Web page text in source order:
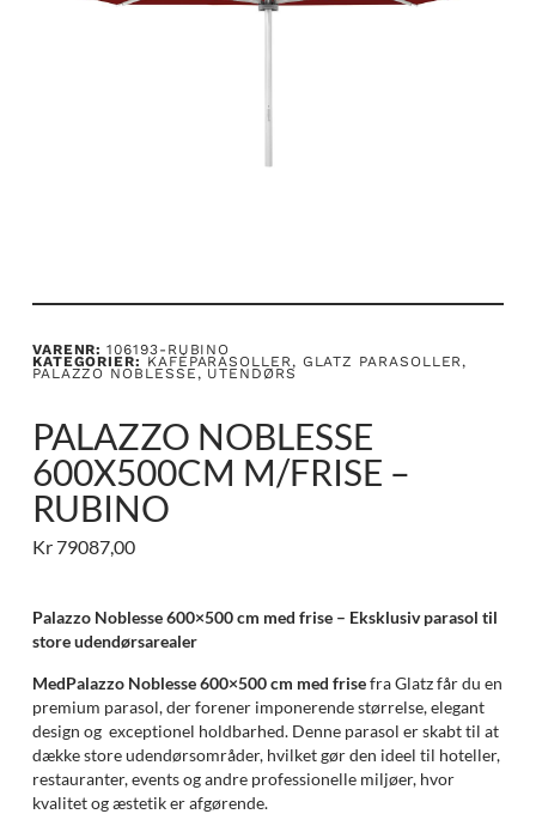
VARENR:106193-RUBINO
KATEGORIER: KAFÉPARASOLLER, GLATZ PARASOLLER,
PALAZZO NOBLESSE, UTENDØRS
PALAZZO NOBLESSE
600X500CM M/FRISE –
RUBINO
Kr79087,00
Palazzo Noblesse 600×500 cm med frise – Eksklusiv parasol til
store udendørsarealer
MedPalazzo Noblesse 600×500 cm med frisefra Glatz får du en
premium parasol, der forener imponerende størrelse, elegant
design og exceptionel holdbarhed. Denne parasol er skabt til at
dække store udendørsområder, hvilket gør den ideel til hoteller,
restauranter, events og andre professionelle miljøer, hvor
kvalitet og æstetik er afgørende.